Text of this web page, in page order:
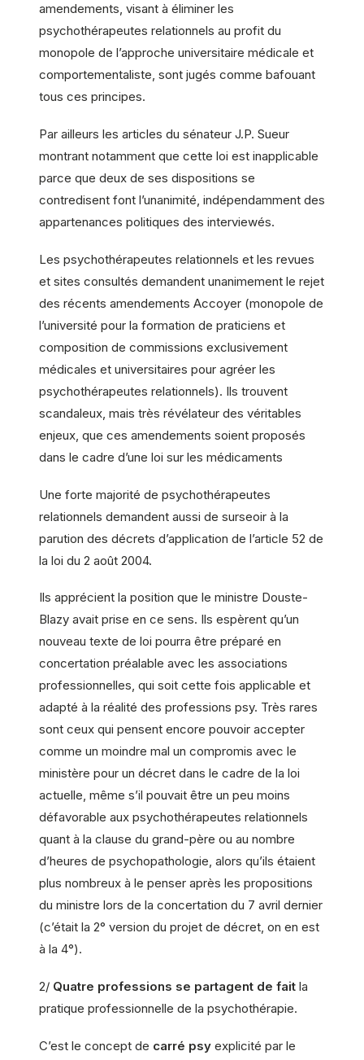
amendements, visant à éliminer les
psychothérapeutes relationnels au profit du
monopole de l’approche universitaire médicale et
comportementaliste, sont jugés comme bafouant
tous ces principes.
Par ailleurs les articles du sénateur J.P. Sueur
montrant notamment que cette loi est inapplicable
parce que deux de ses dispositions se
contredisent font l’unanimité, indépendamment des
appartenances politiques des interviewés.
Les psychothérapeutes relationnels et les revues
et sites consultés demandent unanimement le rejet
des récents amendements Accoyer (monopole de
l’université pour la formation de praticiens et
composition de commissions exclusivement
médicales et universitaires pour agréer les
psychothérapeutes relationnels). Ils trouvent
scandaleux, mais très révélateur des véritables
enjeux, que ces amendements soient proposés
dans le cadre d’une loi sur les médicaments
Une forte majorité de psychothérapeutes
relationnels demandent aussi de surseoir à la
parution des décrets d’application de l’article 52 de
la loi du 2 août 2004.
Ils apprécient la position que le ministre Douste-
Blazy avait prise en ce sens. Ils espèrent qu’un
nouveau texte de loi pourra être préparé en
concertation préalable avec les associations
professionnelles, qui soit cette fois applicable et
adapté à la réalité des professions psy. Très rares
sont ceux qui pensent encore pouvoir accepter
comme un moindre mal un compromis avec le
ministère pour un décret dans le cadre de la loi
actuelle, même s’il pouvait être un peu moins
défavorable aux psychothérapeutes relationnels
quant à la clause du grand-père ou au nombre
d’heures de psychopathologie, alors qu’ils étaient
plus nombreux à le penser après les propositions
du ministre lors de la concertation du 7 avril dernier
(c’était la 2° version du projet de décret, on en est
à la 4°).
2/ Quatre professions se partagent de fait la
pratique professionnelle de la psychothérapie.
C’est le concept de carré psy explicité par le